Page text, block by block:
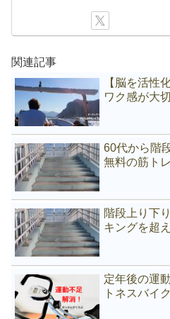
関連記事
【脳を活性
ワク感が大
60代から階
無料の筋ト
階段上り下
キングを超
定年後の運
トネスバイ